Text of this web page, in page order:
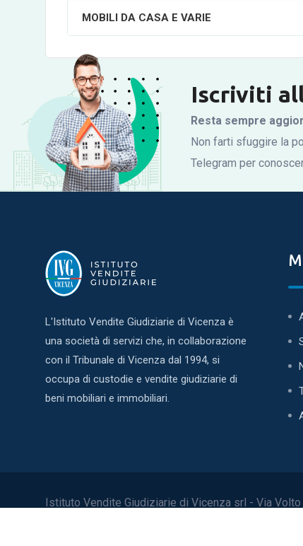
MOBILI DA CASA E VARIE
Iscriviti
Resta sempre
Non farti sfuggire la
Telegram per
L'Istituto Vendite Giudiziarie di Vicenza è
una società di servizi che, in collaborazione
con il Tribunale di Vicenza dal 1994, si
occupa di custodie e vendite giudiziarie di
beni mobiliari e immobiliari.
Istituto Vendite Giudiziarie di Vicenza srl - Via